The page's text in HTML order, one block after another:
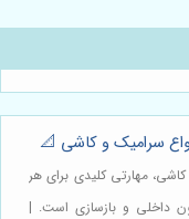
سرامیک و کاشی 📐
مهارتی کلیدی برای هر
داخلی و بازسازی است. |